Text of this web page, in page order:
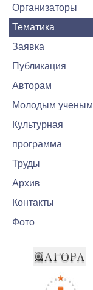
Организаторы
Тематика
Заявка
Публикация
Авторам
Молодым ученым
Культурная
программа
Труды
Архив
Контакты
Фото